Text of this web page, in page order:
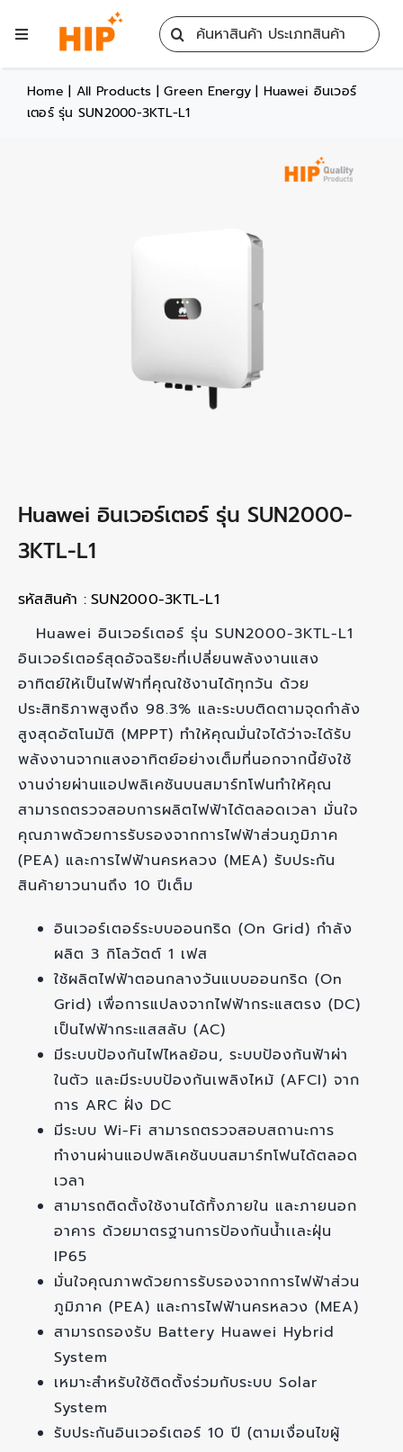
Toggle
Home
Search
for:
Home | All Products |Green Energy | Huawei อินเวอร์
เตอร์ รุ่น SUN2000-3KTL-L1
Huawei อินเวอร์เตอร์ รุ่น SUN2000-
3KTL-L1
รหัสสินค้า : SUN2000-3KTL-L1
Huawei อินเวอร์เตอร์ รุ่น SUN2000-3KTL-L1
อินเวอร์เตอร์สุดอัจฉริยะที่เปลี่ยนพลังงานแสง
อาทิตย์ให้เป็นไฟฟ้าที่คุณใช้งานได้ทุกวัน ด้วย
ประสิทธิภาพสูงถึง 98.3% และระบบติดตามจุดกำลัง
สูงสุดอัตโนมัติ (MPPT) ทำให้คุณมั่นใจได้ว่าจะได้รับ
พลังงานจากแสงอาทิตย์อย่างเต็มที่นอกจากนี้ยังใช้
งานง่ายผ่านแอปพลิเคชันบนสมาร์ทโฟนทำให้คุณ
สามารถตรวจสอบการผลิตไฟฟ้าได้ตลอดเวลา มั่นใจ
คุณภาพด้วยการรับรองจากการไฟฟ้าส่วนภูมิภาค
(PEA) และการไฟฟ้านครหลวง (MEA) รับประกัน
สินค้ายาวนานถึง 10 ปีเต็ม
อินเวอร์เตอร์ระบบออนกริด (On Grid) กำลัง
ผลิต 3 กิโลวัตต์ 1 เฟส
ใช้ผลิตไฟฟ้าตอนกลางวันแบบออนกริด (On
Grid) เพื่อการแปลงจากไฟฟ้ากระแสตรง (DC)
เป็นไฟฟ้ากระแสสลับ (AC)
มีระบบป้องกันไฟไหลย้อน, ระบบป้องกันฟ้าผ่า
ในตัว และมีระบบป้องกันเพลิงไหม้ (AFCI) จาก
การ ARC ฝั่ง DC
มีระบบ Wi-Fi สามารถตรวจสอบสถานะการ
ทำงานผ่านแอปพลิเคชันบนสมาร์ทโฟนได้ตลอด
เวลา
สามารถติดตั้งใช้งานได้ทั้งภายใน และภายนอก
อาคาร ด้วยมาตรฐานการป้องกันน้ำเเละฝุ่น
IP65
มั่นใจคุณภาพด้วยการรับรองจากการไฟฟ้าส่วน
ภูมิภาค (PEA) และการไฟฟ้านครหลวง (MEA)
สามารถรองรับ Battery Huawei Hybrid
System
เหมาะสำหรับใช้ติดตั้งร่วมกับระบบ Solar
System
รับประกันอินเวอร์เตอร์ 10 ปี (ตามเงื่อนไขผู้